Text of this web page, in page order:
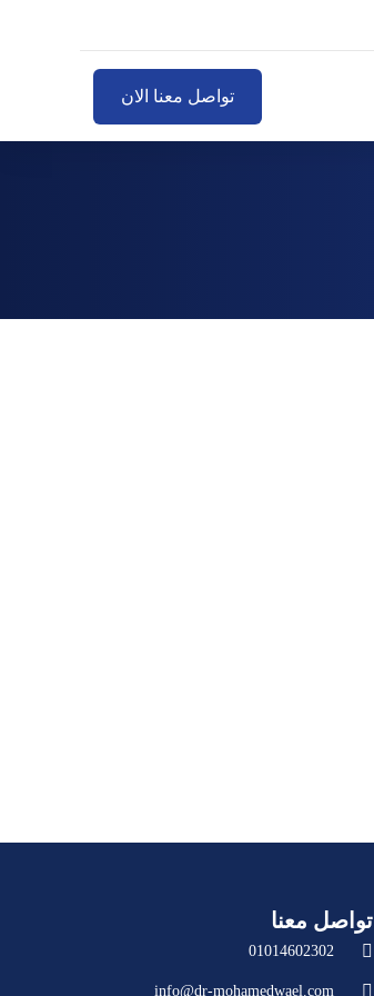
تواصل معنا الان
تواصل معنا
01014602302
info@dr-mohamedwael.com